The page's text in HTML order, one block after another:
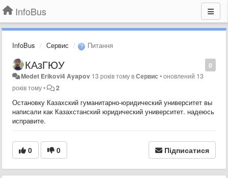
InfoBus
InfoBus Сервис Питання
0
КАзГЮУ
Medet Erikovi4 Ayapov 13 років томувСервис •оновлений 13
років тому• 2
Остановку Казахский гуманитарно-юридический университет вы
написали как Казахстанский юридический университет. надеюсь
исправите.
0 0 Підписатися